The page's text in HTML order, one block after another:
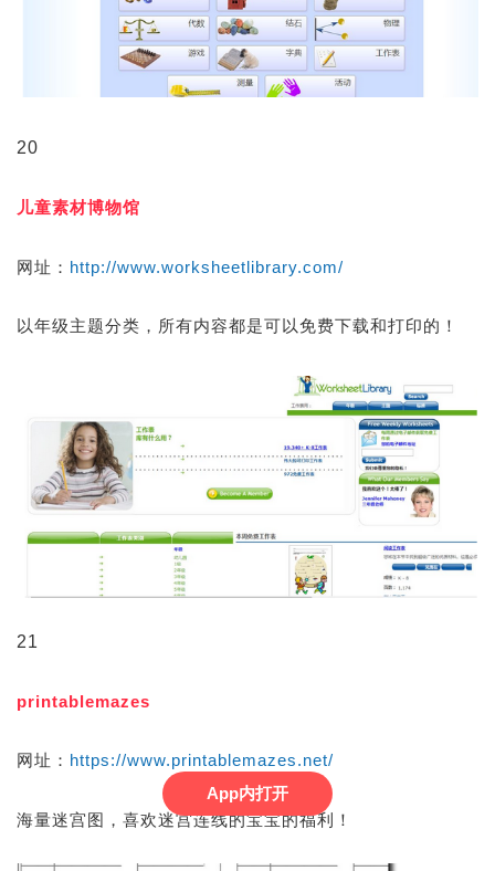
20
儿童素材博物馆
网址： http://www.worksheetlibrary.com/
以年级主题分类，所有内容都是可以免费下载和打印的！
21
printablemazes
网址： https://www.printablemazes.net/
海量迷宫图，喜欢迷宫连线的宝宝的福利！
App内打开